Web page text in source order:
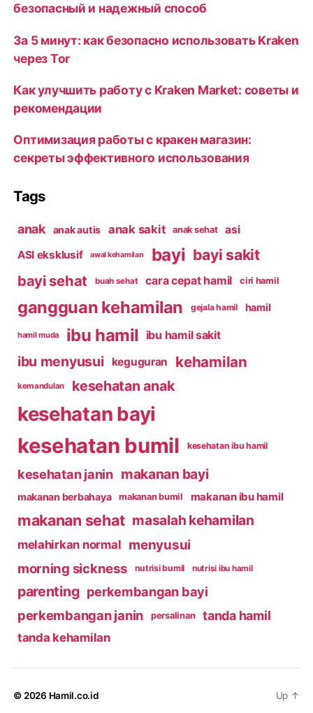
безопасный и надежный способ
За 5 минут: как безопасно использовать Kraken
через Tor
Как улучшить работу с Kraken Market: советы и
рекомендации
Оптимизация работы с кракен магазин:
секреты эффективного использования
Tags
anak anak autis anak sakit anak sehat
asi
ASI eksklusif
awal kehamilan bayi bayi sakit
bayi sehat buah sehat cara cepat hamil ciri hamil
gangguan kehamilan gejala hamil hamil
hamil muda ibu hamil ibu hamil sakit
ibu menyusui keguguran kehamilan
kemandulan kesehatan anak
kesehatan bayi
kesehatan bumil kesehatan ibu hamil
kesehatan janin makanan bayi
makanan berbahaya makanan bumil makanan ibu hamil
makanan sehat masalah kehamilan
melahirkan normal menyusui
morning sickness nutrisi bumil nutrisi ibu hamil
parenting perkembangan bayi
perkembangan janin
persalinan tanda hamil
tanda kehamilan
© 2026 Hamil.co.id Up ↑